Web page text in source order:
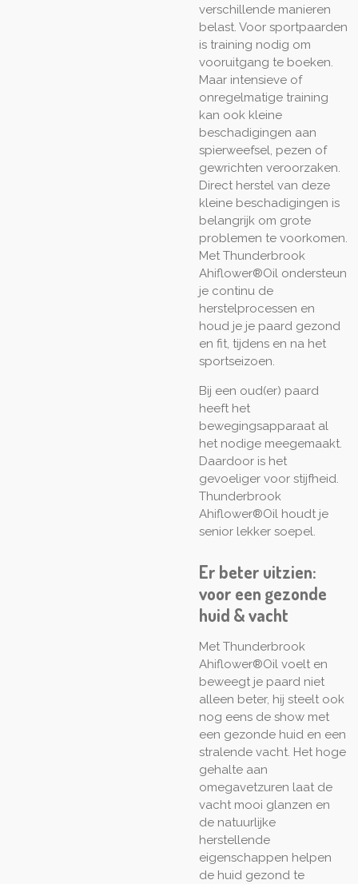
verschillende manieren
belast. Voor sportpaarden
is training nodig om
vooruitgang te boeken.
Maar intensieve of
onregelmatige training
kan ook kleine
beschadigingen aan
spierweefsel, pezen of
gewrichten veroorzaken.
Direct herstel van deze
kleine beschadigingen is
belangrijk om grote
problemen te voorkomen.
Met Thunderbrook
Ahiflower®Oil ondersteun
je continu de
herstelprocessen en
houd je je paard gezond
en fit, tijdens en na het
sportseizoen.
Bij een oud(er) paard
heeft het
bewegingsapparaat al
het nodige meegemaakt.
Daardoor is het
gevoeliger voor stijfheid.
Thunderbrook
Ahiflower®Oil houdt je
senior lekker soepel.
Er beter uitzien:
voor een gezonde
huid & vacht
Met Thunderbrook
Ahiflower®Oil voelt en
beweegt je paard niet
alleen beter, hij steelt ook
nog eens de show met
een gezonde huid en een
stralende vacht. Het hoge
gehalte aan
omegavetzuren laat de
vacht mooi glanzen en
de natuurlijke
herstellende
eigenschappen helpen
de huid gezond te